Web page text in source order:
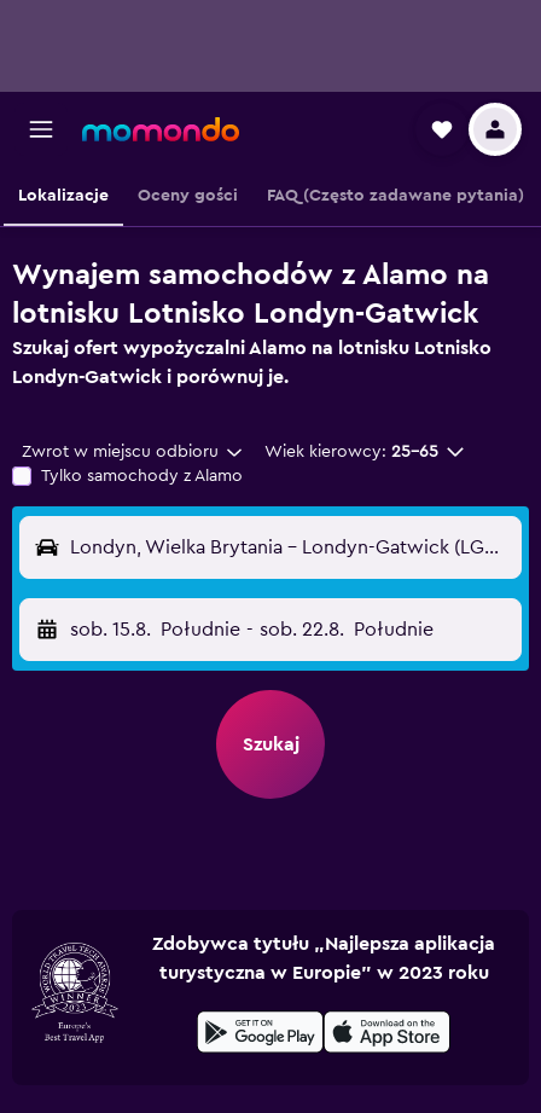
Lokalizacje Oceny gości FAQ (Często zadawane pytania)
Wynajem samochodów z Alamo na
lotnisku Lotnisko Londyn-Gatwick
Szukaj ofert wypożyczalni Alamo na lotnisku Lotnisko
Londyn-Gatwick i porównuj je.
Zwrot w miejscu odbioru Wiek kierowcy: 25-65
Tylko samochody z Alamo
Londyn, Wielka Brytania - Londyn-Gatwick (LGW)
sob. 15.8. Południe - sob. 22.8. Południe
Szukaj
Zdobywca tytułu „Najlepsza aplikacja
turystyczna w Europie” w 2023 roku